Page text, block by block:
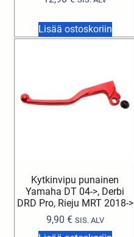
Lisää ostoskoriin
Kytkinvipu punainen
Yamaha DT 04->, Derbi
DRD Pro, Rieju MRT 2018->
9,90 € SIS. ALV